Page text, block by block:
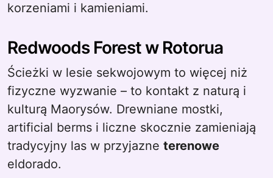
korzeniami i kamieniami.
Redwoods Forest w Rotorua
Ścieżki w lesie sekwojowym to więcej niż
fizyczne wyzwanie – to kontakt z naturą i
kulturą Maorysów. Drewniane mostki,
artificial berms i liczne skocznie zamieniają
tradycyjny las w przyjazne terenowe
eldorado.